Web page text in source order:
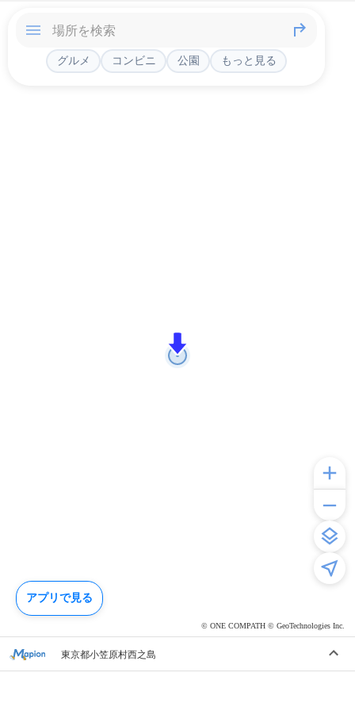
© ONE COMPATH © GeoTechnologies Inc.
グルメ コンビニ 公園 もっと見る
東京都小笠原村西之島
アプリで見る